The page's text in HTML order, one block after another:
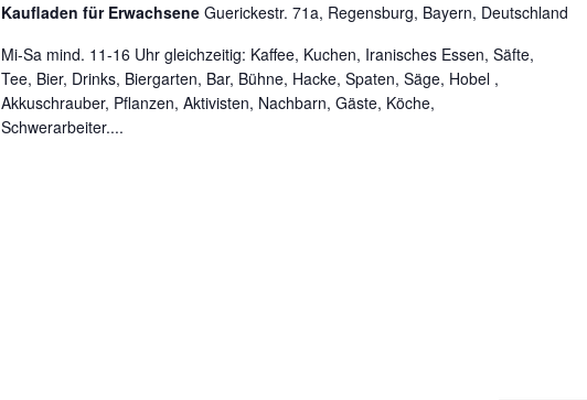
Kaufladen für Erwachsene Guerickestr. 71a, Regensburg, Bayern, Deutschland
Mi-Sa mind. 11-16 Uhr gleichzeitig: Kaffee, Kuchen, Iranisches Essen, Säfte,
Tee, Bier, Drinks, Biergarten, Bar, Bühne, Hacke, Spaten, Säge, Hobel ,
Akkuschrauber, Pflanzen, Aktivisten, Nachbarn, Gäste, Köche,
Schwerarbeiter....